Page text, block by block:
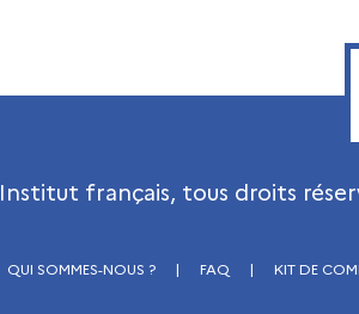
Institut français, tous droits
QUI SOMMES-NOUS ? | FAQ | KIT DE